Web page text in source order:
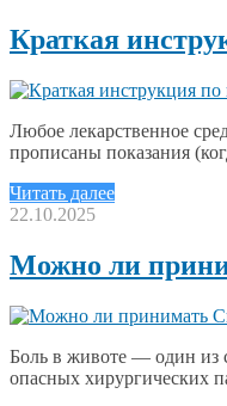
Краткая
Любое лекарственное
прописаны показания
Читать далее
22.10.2025
Можно ли
Боль в животе — один из
опасных хирургических